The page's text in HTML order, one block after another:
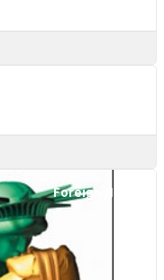
Foreign News